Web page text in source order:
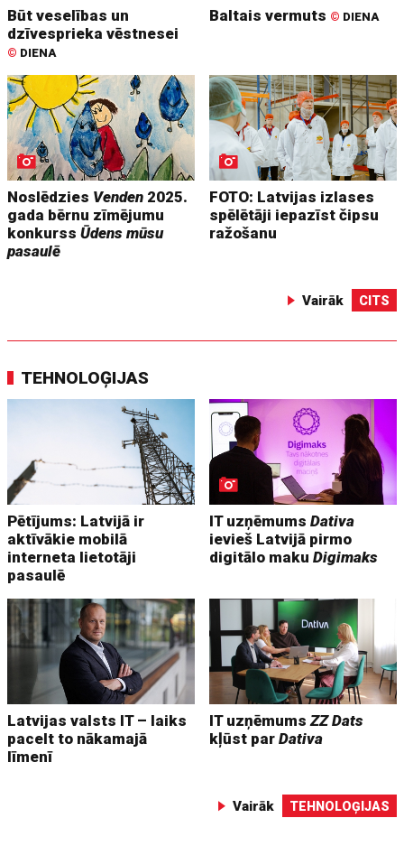
Būt veselības un
dzīvesprieka vēstnesei
© DIENA
Baltais vermuts © DIENA
Noslēdzies Venden 2025.
gada bērnu zīmējumu
konkurssŪdens mūsu
pasaulē
FOTO: Latvijas izlases
spēlētāji iepazīst čipsu
ražošanu
Vairāk CITS
TEHNOLOĢIJAS
Pētījums: Latvijā ir
aktīvākie mobilā
interneta lietotāji
pasaulē
IT uzņēmumsDativa
ievieš Latvijā pirmo
digitālo makuDigimaks
Latvijas valsts IT – laiks
pacelt to nākamajā
līmenī
IT uzņēmumsZZ Dats
kļūst parDativa
Vairāk TEHNOLOĢIJAS